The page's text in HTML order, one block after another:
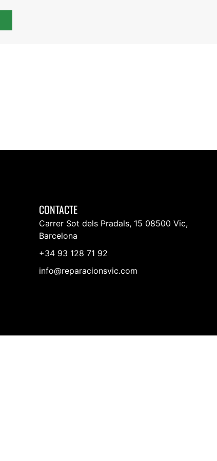
CONTACTE
Carrer Sot dels Pradals, 15 08500 Vic,
Barcelona
+34 93 128 71 92
info@reparacionsvic.com